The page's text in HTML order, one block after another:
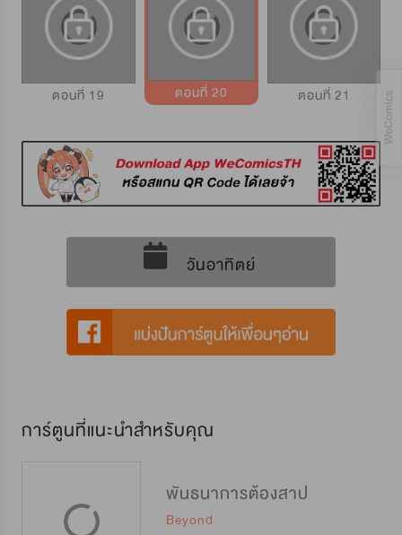
ตอนที่ 19 ตอนที่ 20 ตอนที่ 21
วันอาทิตย์
การ์ตูนที่แนะนำสำหรับคุณ
พันธนาการต้องสาป
Beyond